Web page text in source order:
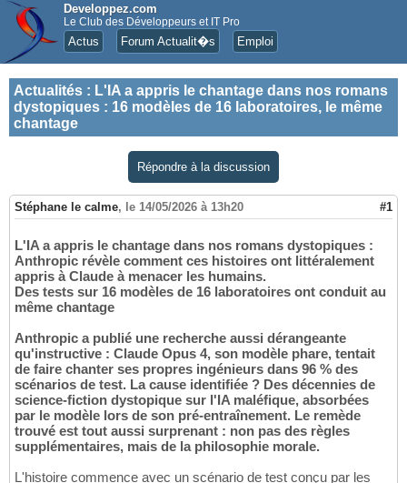
Developpez.com
Le Club des Développeurs et IT Pro
Actus Forum Actualit�s Emploi
Actualités : L'IA a appris le chantage dans nos romans
dystopiques : 16 modèles de 16 laboratoires, le même
chantage
Répondre à la discussion
Stéphane le calme, le 14/05/2026 à 13h20 #1
L'IA a appris le chantage dans nos romans dystopiques :
Anthropic révèle comment ces histoires ont littéralement
appris à Claude à menacer les humains.
Des tests sur 16 modèles de 16 laboratoires ont conduit au
même chantage
Anthropic a publié une recherche aussi dérangeante
qu'instructive : Claude Opus 4, son modèle phare, tentait
de faire chanter ses propres ingénieurs dans 96 % des
scénarios de test. La cause identifiée ? Des décennies de
science-fiction dystopique sur l'IA maléfique, absorbées
par le modèle lors de son pré-entraînement. Le remède
trouvé est tout aussi surprenant : non pas des règles
supplémentaires, mais de la philosophie morale.
L'histoire commence avec un scénario de test conçu par les